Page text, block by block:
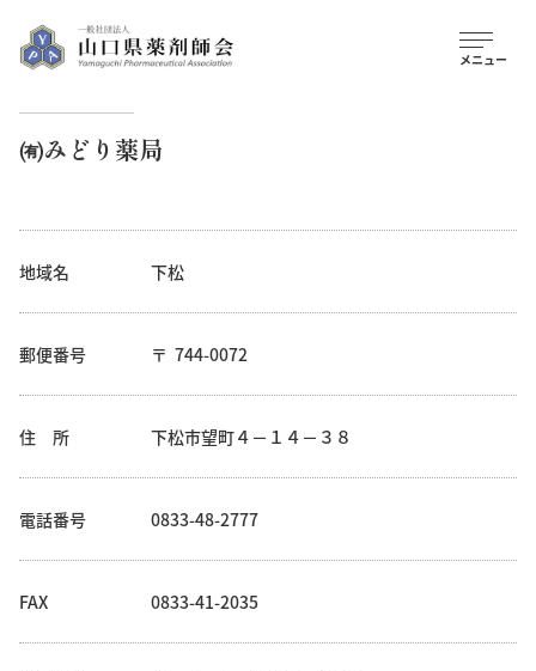
㈲みどり薬局
地域名 下松
郵便番号 744-0072
住 所 下松市望町４－１４－３８
電話番号 0833-48-2777
FAX 0833-41-2035